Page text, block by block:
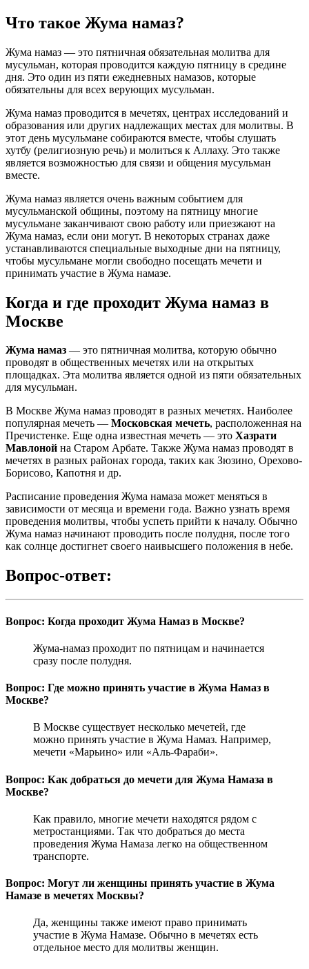
Что такое Жума намаз?
Жума намаз — это пятничная обязательная молитва для
мусульман, которая проводится каждую пятницу в средине
дня. Это один из пяти ежедневных намазов, которые
обязательны для всех верующих мусульман.
Жума намаз проводится в мечетях, центрах исследований и
образования или других надлежащих местах для молитвы. В
этот день мусульмане собираются вместе, чтобы слушать
хутбу (религиозную речь) и молиться к Аллаху. Это также
является возможностью для связи и общения мусульман
вместе.
Жума намаз является очень важным событием для
мусульманской общины, поэтому на пятницу многие
мусульмане заканчивают свою работу или приезжают на
Жума намаз, если они могут. В некоторых странах даже
устанавливаются специальные выходные дни на пятницу,
чтобы мусульмане могли свободно посещать мечети и
принимать участие в Жума намазе.
Когда и где проходит Жума намаз в
Москве
Жума намаз — это пятничная молитва, которую обычно
проводят в общественных мечетях или на открытых
площадках. Эта молитва является одной из пяти обязательных
для мусульман.
В Москве Жума намаз проводят в разных мечетях. Наиболее
популярная мечеть — Московская мечеть, расположенная на
Пречистенке. Еще одна известная мечеть — это Хазрати
Мавлоной на Старом Арбате. Также Жума намаз проводят в
мечетях в разных районах города, таких как Зюзино, Орехово-
Борисово, Капотня и др.
Расписание проведения Жума намаза может меняться в
зависимости от месяца и времени года. Важно узнать время
проведения молитвы, чтобы успеть прийти к началу. Обычно
Жума намаз начинают проводить после полудня, после того
как солнце достигнет своего наивысшего положения в небе.
Вопрос-ответ:
Вопрос: Когда проходит Жума Намаз в Москве?
Жума-намаз проходит по пятницам и начинается
сразу после полудня.
Вопрос: Где можно принять участие в Жума Намаз в
Москве?
В Москве существует несколько мечетей, где
можно принять участие в Жума Намаз. Например,
мечети «Марьино» или «Аль-Фараби».
Вопрос: Как добраться до мечети для Жума Намаза в
Москве?
Как правило, многие мечети находятся рядом с
метростанциями. Так что добраться до места
проведения Жума Намаза легко на общественном
транспорте.
Вопрос: Могут ли женщины принять участие в Жума
Намазе в мечетях Москвы?
Да, женщины также имеют право принимать
участие в Жума Намазе. Обычно в мечетях есть
отдельное место для молитвы женщин.